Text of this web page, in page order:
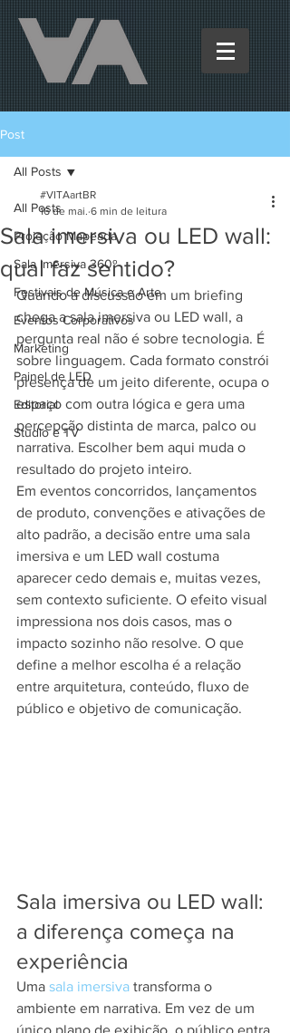
Post
All Posts
Projeção Mapeada
Sala Imersiva 360º
Festivais de Música e Arte
Eventos Corporativos
Marketing
Painel de LED
Editorial
Studio e TV
All Posts
Sala imersiva ou LED wall:
qual faz sentido?
#VITAartBR
16 de mai. 6 min de leitura
Quando a discussão em um briefing
chega a sala imersiva ou LED wall, a
pergunta real não é sobre tecnologia. É
sobre linguagem. Cada formato constrói
presença de um jeito diferente, ocupa o
espaço com outra lógica e gera uma
percepção distinta de marca, palco ou
narrativa. Escolher bem aqui muda o
resultado do projeto inteiro.
Em eventos concorridos, lançamentos
de produto, convenções e ativações de
alto padrão, a decisão entre uma sala
imersiva e um LED wall costuma
aparecer cedo demais e, muitas vezes,
sem contexto suficiente. O efeito visual
impressiona nos dois casos, mas o
impacto sozinho não resolve. O que
define a melhor escolha é a relação
entre arquitetura, conteúdo, fluxo de
público e objetivo de comunicação.
Sala imersiva ou LED wall:
a diferença começa na
experiência
Uma sala imersiva transforma o
ambiente em narrativa. Em vez de um
único plano de exibição, o público entra